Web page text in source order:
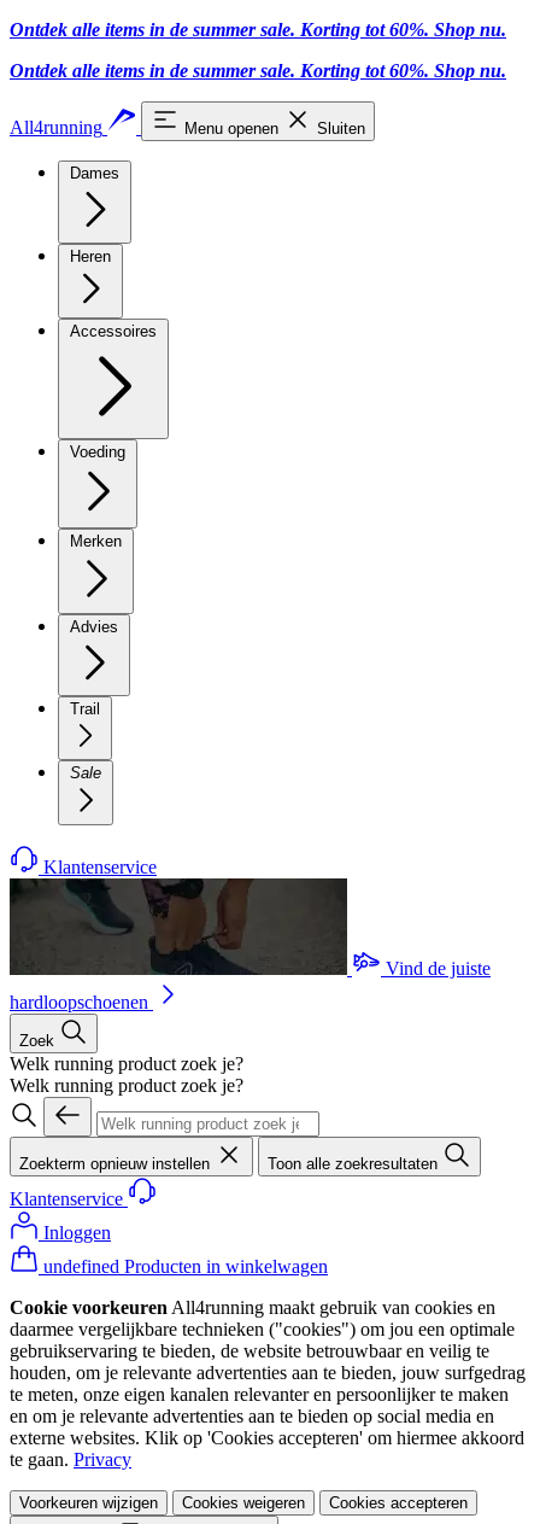
Ontdek alle items in de summer sale. Korting tot 60%. Shop nu.
Ontdek alle items in de summer sale. Korting tot 60%. Shop nu.
All4running Menu openen Sluiten
Dames
Heren
Accessoires
Voeding
Merken
Advies
Trail
Sale
Klantenservice
Vind de juiste
hardloopschoenen
Zoek
Welk running product zoek je?
Welk running product zoek je?
Zoekterm opnieuw instellen Toon alle zoekresultaten
Klantenservice
Inloggen
undefined Producten in winkelwagen
Cookie voorkeuren All4running maakt gebruik van cookies en
daarmee vergelijkbare technieken ("cookies") om jou een optimale
gebruikservaring te bieden, de website betrouwbaar en veilig te
houden, om je relevante advertenties aan te bieden, jouw surfgedrag
te meten, onze eigen kanalen relevanter en persoonlijker te maken
en om je relevante advertenties aan te bieden op social media en
externe websites. Klik op 'Cookies accepteren' om hiermee akkoord
te gaan. Privacy
Voorkeuren wijzigen Cookies weigeren Cookies accepteren